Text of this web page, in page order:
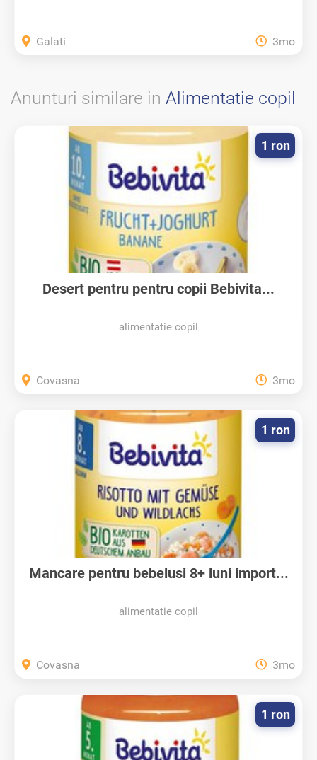
Galati 3mo
Anunturi similare in Alimentatie copil
Desert pentru pentru copii Bebivita...
alimentatie copil
1 ron
Covasna 3mo
Mancare pentru bebelusi 8+ luni import...
alimentatie copil
1 ron
Covasna 3mo
1 ron